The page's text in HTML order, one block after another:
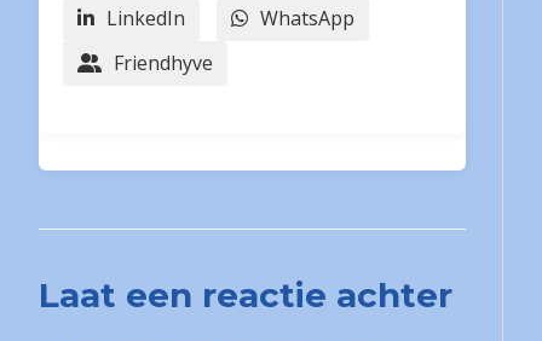
LinkedIn
WhatsApp
Friendhyve
Laat een reactie achter